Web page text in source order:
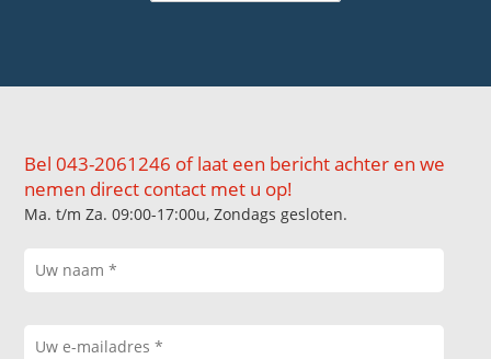
Bel 043-2061246 of laat een bericht achter en we
nemen direct contact met u op!
Ma. t/m Za. 09:00-17:00u, Zondags gesloten.